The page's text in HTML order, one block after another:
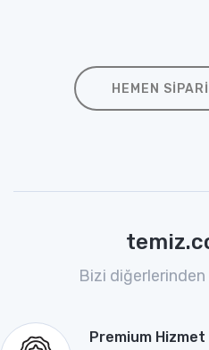
HEMEN
Bizi diğerlerinden
Premium Hizmet